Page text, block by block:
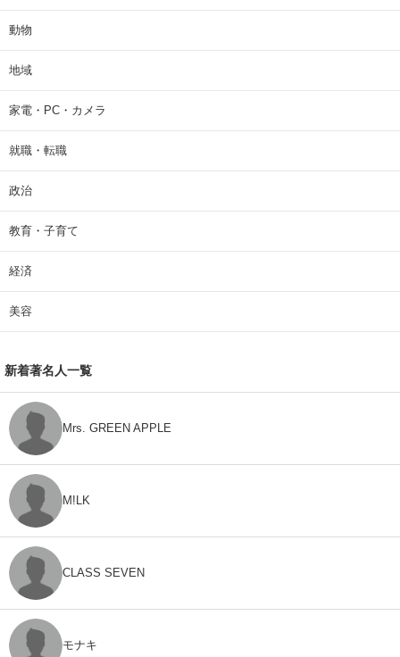
動物
地域
家電・PC・カメラ
就職・転職
政治
教育・子育て
経済
美容
新着著名人一覧
Mrs. GREEN APPLE
M!LK
CLASS SEVEN
モナキ